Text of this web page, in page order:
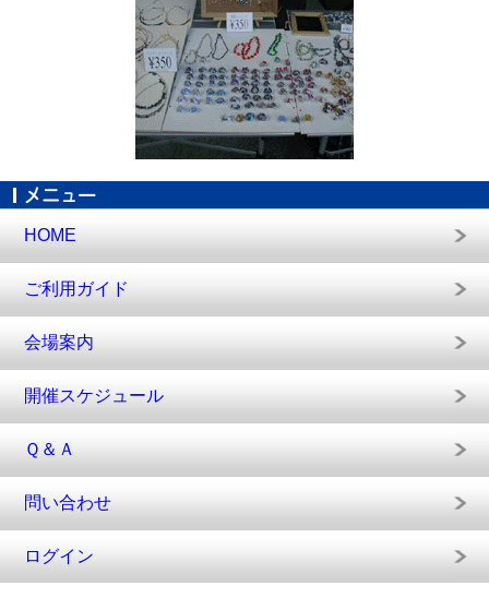
HOME
ご利用ガイド
会場案内
開催スケジュール
Ｑ＆Ａ
問い合わせ
ログイン